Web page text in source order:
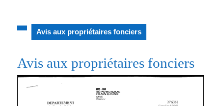
Avis aux propriétaires fonciers
Avis aux propriétaires fonciers